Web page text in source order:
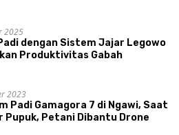
2025
dengan Sistem Jajar Legowo
Produktivitas Gabah
2023
Padi Gamagora 7 di Ngawi, Saat
Pupuk, Petani Dibantu Drone